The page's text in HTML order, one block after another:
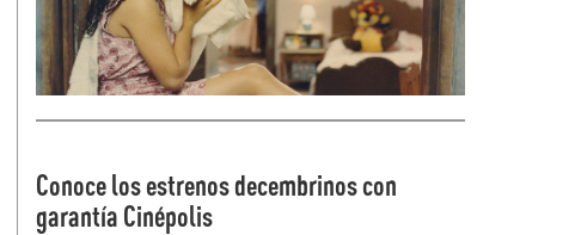
Conoce los estrenos decembrinos con
garantía Cinépolis